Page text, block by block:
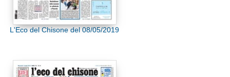
L'Eco del Chisone del 08/05/2019